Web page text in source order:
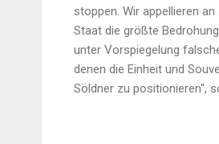
stoppen. Wir appellieren
Staat die größte
unter Vorspiegelung
denen die Einheit und
Söldner zu positionieren“,